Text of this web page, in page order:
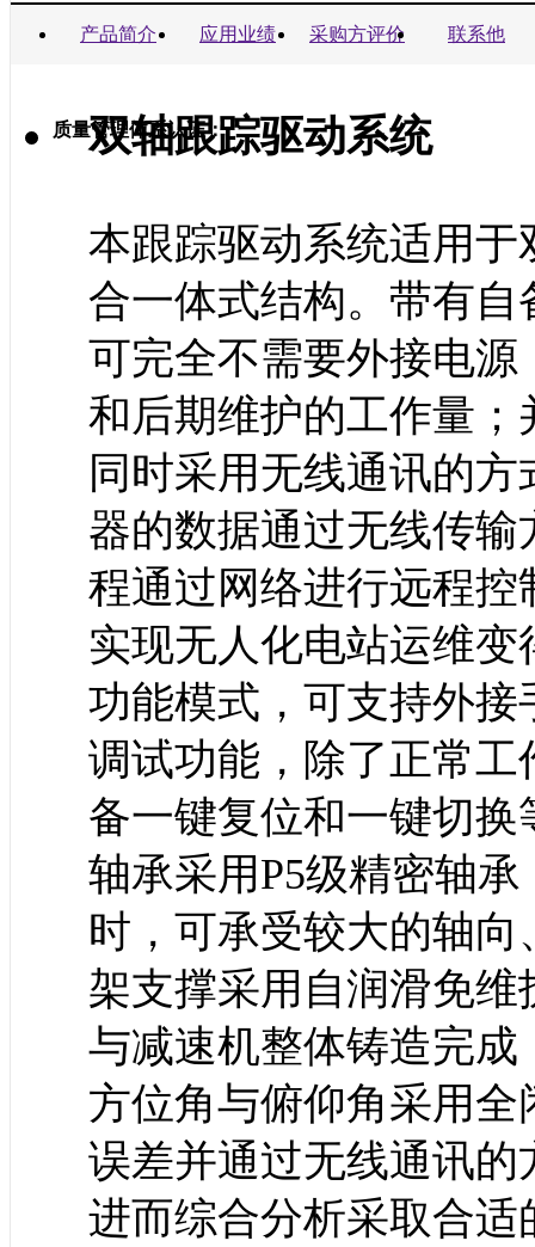
商业信誉承诺书：
质量管理体系认证：
产品简介 应用业绩 采购方评价 联系他
双轴跟踪驱动系统
本跟踪驱动系统适用
合一体式结构。带有
可完全不需要外接电
和后期维护的工作量
同时采用无线通讯的
器的数据通过无线传
程通过网络进行远程
实现无人化电站运维
功能模式，可支持外
调试功能，除了正常
备一键复位和一键切
轴承采用P5级精密轴
时，可承受较大的轴
架支撑采用自润滑免
与减速机整体铸造完
方位角与俯仰角采用
误差并通过无线通讯
进而综合分析采取合